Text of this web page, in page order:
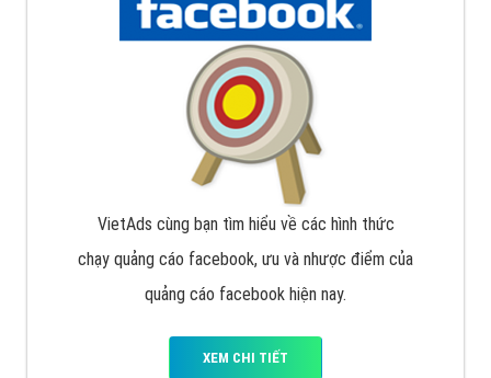
VietAds cùng bạn tìm hiểu về các hình thức
chạy quảng cáo facebook, ưu và nhược điểm của
quảng cáo facebook hiện nay.
XEM CHI TIẾT